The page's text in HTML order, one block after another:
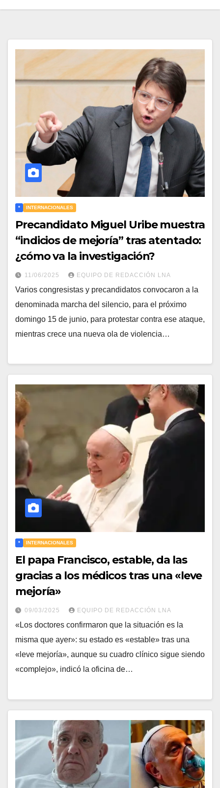
* INTERNACIONALES
Precandidato Miguel Uribe muestra
“indicios de mejoría” tras atentado:
¿cómo va la investigación?
11/06/2025 EQUIPO DE REDACCIÓN LNA
Varios congresistas y precandidatos convocaron a la
denominada marcha del silencio, para el próximo
domingo 15 de junio, para protestar contra ese ataque,
mientras crece una nueva ola de violencia…
* INTERNACIONALES
El papa Francisco, estable, da las
gracias a los médicos tras una «leve
mejoría»
09/03/2025 EQUIPO DE REDACCIÓN LNA
«Los doctores confirmaron que la situación es la
misma que ayer»: su estado es «estable» tras una
«leve mejoría», aunque su cuadro clínico sigue siendo
«complejo», indicó la oficina de…